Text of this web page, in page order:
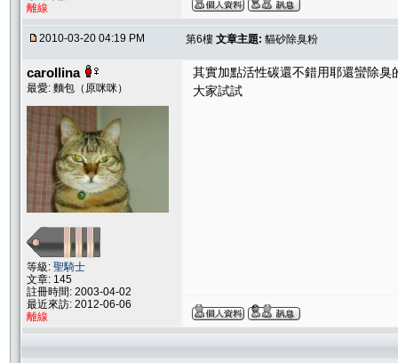
離線
2010-03-20 04:19 PM 第6樓 文章主題: 貓砂除臭粉
carollina
最愛: 麵包（原咪咪）
等級: 聖騎士
文章: 145
註冊時間: 2003-04-02
最近來訪: 2012-06-06
離線
其實加點活性碳還不錯用耶還蠻除臭
大家試試